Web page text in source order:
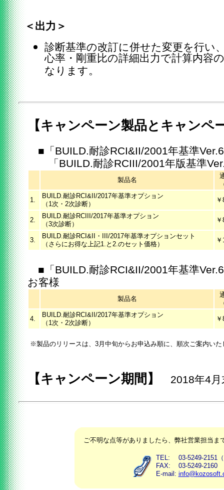
＜出力＞
診断基準の改訂に併せた変更を行い
心率・剛重比の詳細出力で計算内容
なります。
【キャンペーン製品とキャンペ
■「BUILD.耐診RCI&II/2001年基準
「BUILD.耐診RCIII/2001年版基準
製品名
1.
BUILD.耐診RCI&II/2017年基準オプション
（1次・2次診断）
2.
BUILD.耐診RCIII/2017年基準オプション
（3次診断）
3.
BUILD.耐診RCI&II・III/2017年基準オプションセット
（さらにお得な上記1.と2.のセット価格）
■「BUILD.耐診RCI&II/2001年基準
お客様
製品名
4.
BUILD.耐診RCI&II/2017年基準オプション
（1次・2次診断）
※製品のリリースは、3月中旬からお申込み順に、順次ご案内いた
【キャンペーン期間】 2018年4月
ご不明な点等がありましたら、弊社営業担当ま
TEL:
FAX:
E-mail:
03-5249-2151
03-5249-2160